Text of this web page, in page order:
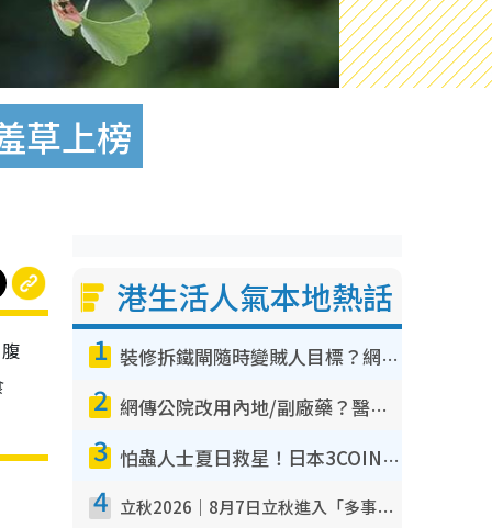
草上榜
港生活人氣本地熱話
1 裝修拆鐵閘隨時變賊人目標？網民揭2大關鍵用途：裝新式等於白裝？附新舊鐵閘分別
2 網傳公院改用內地/副廠藥？醫生拆解正副廠分別 揭4類人換藥隨時出事
3 怕蟲人士夏日救星！日本3COINS爆紅驅蟲神器$45起 1招「全程免觸碰」輕鬆搞定小強
4 立秋2026｜8月7日立秋進入「多事之秋」 3件事唔做得！專家教6招開運 清枱頭／銀包納氣接好運